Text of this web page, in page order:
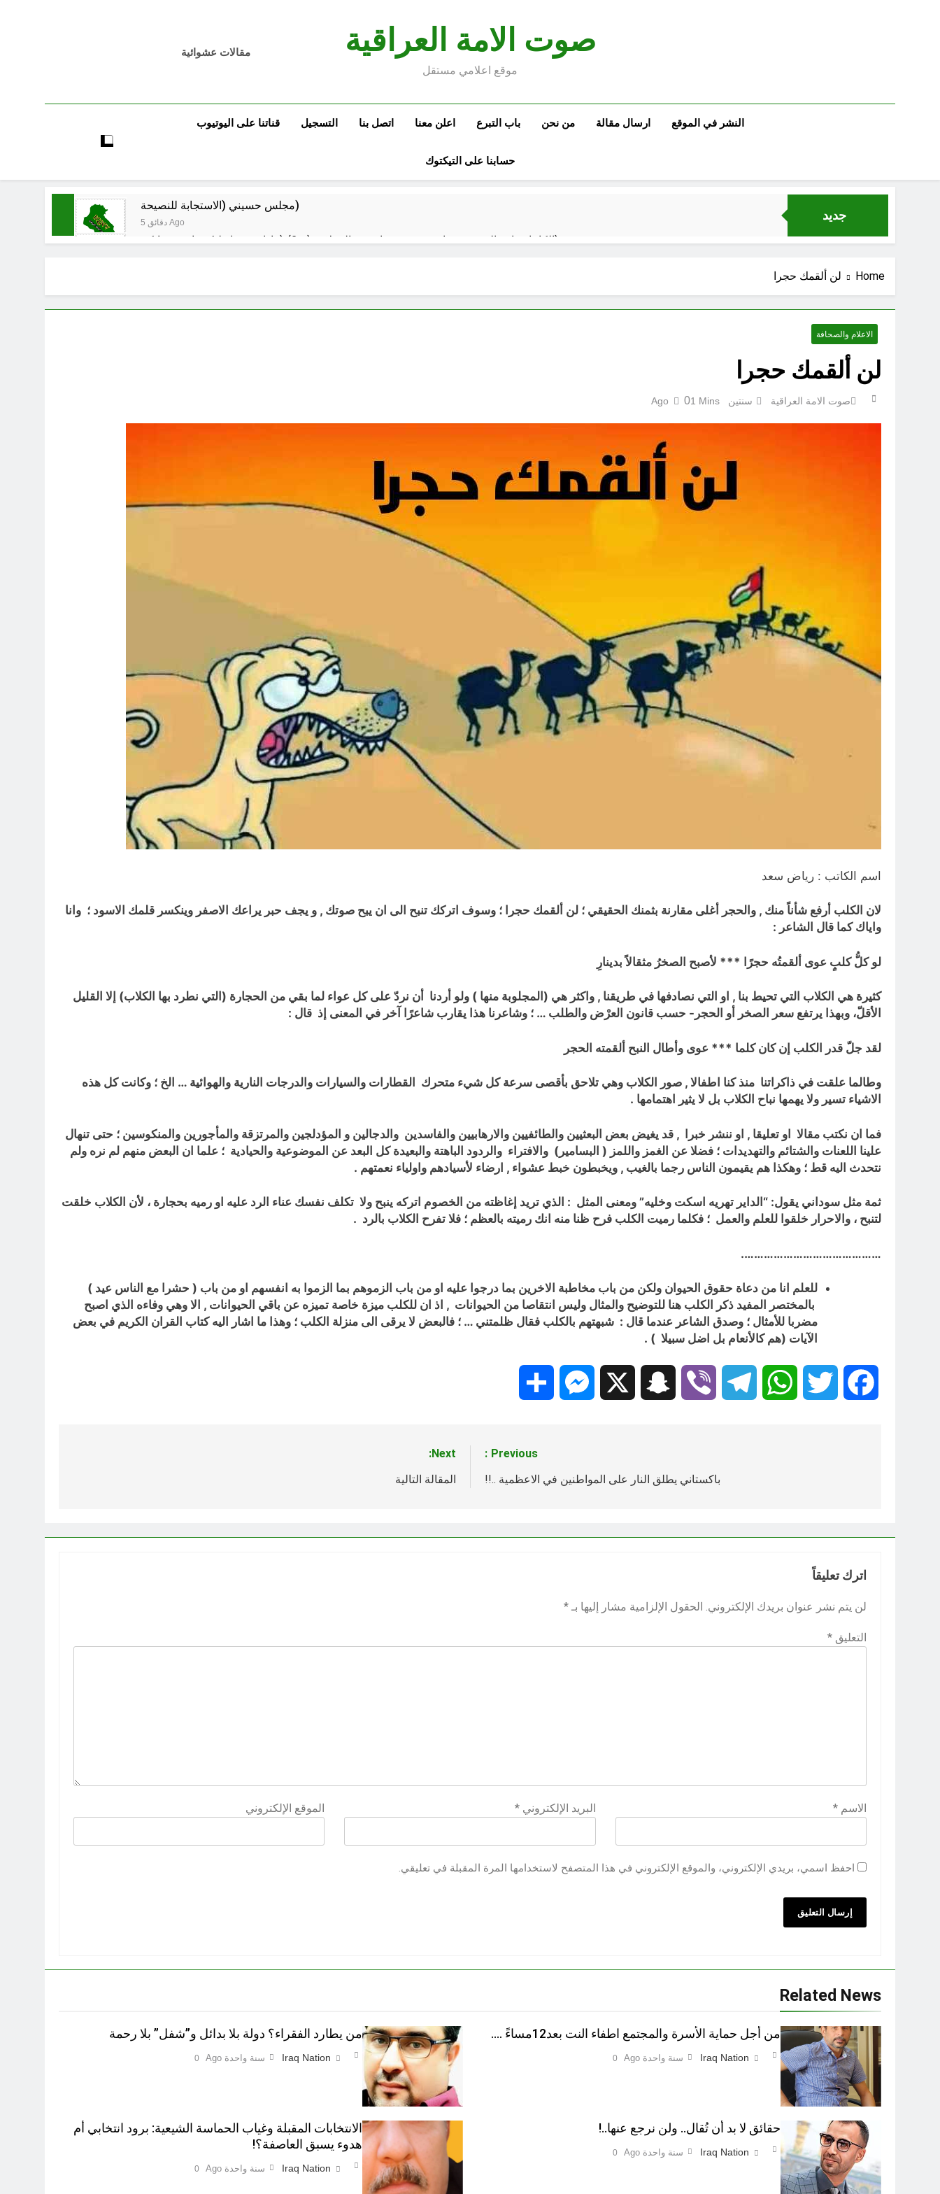
صوت الامة العراقية
موقع اعلامي مستقل
مقالات عشوائية
النشر في الموقع ارسال مقالة من نحن باب التبرع اعلن معنا اتصل بنا التسجيل قناتنا على اليوتيوب
حسابنا على التيكتوك
جديد
مجلس حسيني (الاستجابة للنصيحة)
5 دقائق Ago
الكاتبان باقر الزبيدي ورياض سعد يحذران من الجولاني (ح 2) (فاذا سجدوا فليكونوا من ورائكم)
غزو الكويت 1990: قرار صدام حسين ودور دائرته العائلية في الحرب والاحتلال وعمليات النهب
Home لن ألقمك حجرا
الاعلام والصحافة
لن ألقمك حجرا
صوت الامة العراقية سنتين Ago 01 Mins
اسم الكاتب : رياض سعد
لان الكلب أرفع شأناً منك , والحجر أغلى مقارنة بثمنك الحقيقي ؛ لن ألقمك حجرا ؛ وسوف اتركك تنبح الى ان يبح صوتك , و يجف حبر يراعك الاصفر وينكسر قلمك الاسود ؛ وانا
واياك كما قال الشاعر :
لو كلُّ كلبٍ عوى ألقمتُه حجرًا *** لأصبح الصخرُ مثقالاً بدينارِ
كثيرة هي الكلاب التي تحيط بنا , او التي نصادفها في طريقنا , واكثر هي (المجلوبة منها ) ولو أردنا أن نردّ على كل عواء لما بقي من الحجارة (التي نطرد بها الكلاب) إلا القليل
الأقلّ، وبهذا يرتفع سعر الصخر أو الحجر- حسب قانون العرْض والطلب … ؛ وشاعرنا هذا يقارب شاعرًا آخر في المعنى إذ قال :
لقد جلّ قدر الكلب إن كان كلما *** عوى وأطال النبح ألقمته الحجر
وطالما علقت في ذاكراتنا منذ كنا اطفالا , صور الكلاب وهي تلاحق بأقصى سرعة كل شيء متحرك القطارات والسيارات والدرجات النارية والهوائية … الخ ؛ وكانت كل هذه
الاشياء تسير ولا يهمها نباح الكلاب بل لا يثير اهتمامها .
فما ان نكتب مقالا او تعليقا , او ننشر خبرا , قد يغيض بعض البعثيين والطائفيين والارهابيين والفاسدين والدجالين و المؤدلجين والمرتزقة والمأجورين والمنكوسين ؛ حتى تنهال
علينا اللعنات والشتائم والتهديدات ؛ فضلا عن الغمز واللمز ( البسامير) والافتراء والردود الباهتة والبعيدة كل البعد عن الموضوعية والحيادية ؛ علما ان البعض منهم لم نره ولم
نتحدث اليه قط ؛ وهكذا هم يقيمون الناس رجما بالغيب , ويخبطون خبط عشواء , ارضاء لأسيادهم واولياء نعمتهم .
ثمة مثل سوداني يقول: “الداير تهريه اسكت وخليه” ومعنى المثل : الذي تريد إغاظته من الخصوم اتركه ينبح ولا تكلف نفسك عناء الرد عليه او رميه بحجارة ، لأن الكلاب خلقت
لتنبح ، والاحرار خلقوا للعلم والعمل ؛ فكلما رميت الكلب فرح ظنا منه انك رميته بالعظم ؛ فلا تفرح الكلاب بالرد .
…………………………………….
للعلم انا من دعاة حقوق الحيوان ولكن من باب مخاطبة الاخرين بما درجوا عليه او من باب الزموهم بما الزموا به انفسهم او من باب ( حشرا مع الناس عيد )
بالمختصر المفيد ذكر الكلب هنا للتوضيح والمثال وليس انتقاصا من الحيوانات , اذ ان للكلب ميزة خاصة تميزه عن باقي الحيوانات , الا وهي وفاءه الذي اصبح
مضربا للأمثال ؛ وصدق الشاعر عندما قال : شبهتهم بالكلب فقال ظلمتني … ؛ فالبعض لا يرقى الى منزلة الكلب ؛ وهذا ما اشار اليه كتاب القران الكريم في بعض
الآيات (هم كالأنعام بل اضل سبيلا ) .
Facebook
Twitter
WhatsApp
Telegram
Viber
Snapchat
Messenger
Previous:
باكستاني يطلق النار على المواطنين في الاعظمية ..!!
Next:
المقالة التالية
اترك تعليقاً
لن يتم نشر عنوان بريدك الإلكتروني. الحقول الإلزامية مشار إليها بـ *
التعليق *
الاسم * البريد الإلكتروني* الموقع الإلكتروني
احفظ اسمي، بريدي الإلكتروني، والموقع الإلكتروني في هذا المتصفح لاستخدامها المرة المقبلة في تعليقي.
Related News
من أجل حماية الأسرة والمجتمع اطفاء النت بعد12مساءً ….
Iraq Nation سنة واحدة Ago 0
من يطارد الفقراء؟ دولة بلا بدائل و”شفل” بلا رحمة
Iraq Nation سنة واحدة Ago 0
حقائق لا بد أن تُقال.. ولن نرجع عنها..!
Iraq Nation سنة واحدة Ago 0
الانتخابات المقبلة وغياب الحماسة الشيعية: برود انتخابي أم
هدوء يسبق العاصفة؟!
Iraq Nation سنة واحدة Ago 0